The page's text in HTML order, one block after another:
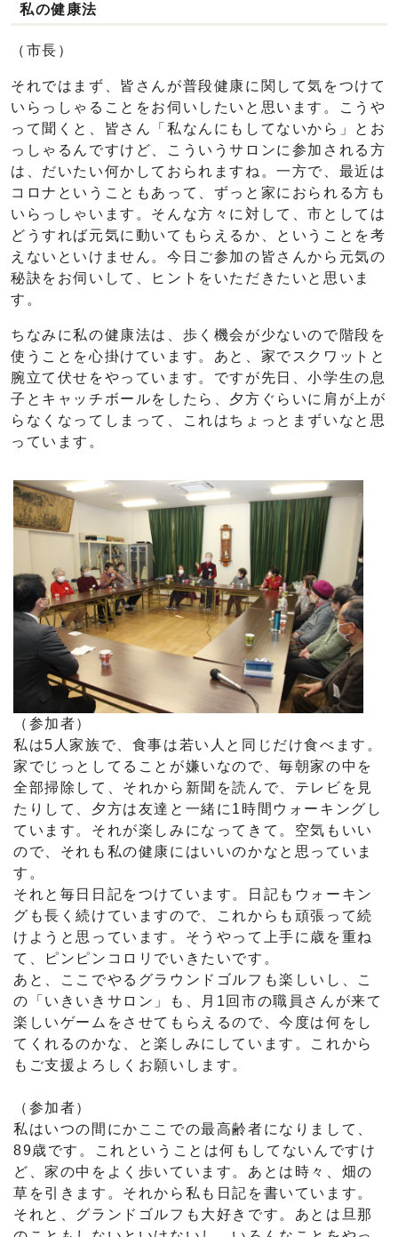
私の健康法
（市長）
それではまず、皆さんが普段健康に関して気をつけて
いらっしゃることをお伺いしたいと思います。こうや
って聞くと、皆さん「私なんにもしてないから」とお
っしゃるんですけど、こういうサロンに参加される方
は、だいたい何かしておられますね。一方で、最近は
コロナということもあって、ずっと家におられる方も
いらっしゃいます。そんな方々に対して、市としては
どうすれば元気に動いてもらえるか、ということを考
えないといけません。今日ご参加の皆さんから元気の
秘訣をお伺いして、ヒントをいただきたいと思いま
す。
ちなみに私の健康法は、歩く機会が少ないので階段を
使うことを心掛けています。あと、家でスクワットと
腕立て伏せをやっています。ですが先日、小学生の息
子とキャッチボールをしたら、夕方ぐらいに肩が上が
らなくなってしまって、これはちょっとまずいなと思
っています。
（参加者）
私は5人家族で、食事は若い人と同じだけ食べます。
家でじっとしてることが嫌いなので、毎朝家の中を
全部掃除して、それから新聞を読んで、テレビを見
たりして、夕方は友達と一緒に1時間ウォーキングし
ています。それが楽しみになってきて。空気もいい
ので、それも私の健康にはいいのかなと思っていま
す。
それと毎日日記をつけています。日記もウォーキン
グも長く続けていますので、これからも頑張って続
けようと思っています。そうやって上手に歳を重ね
て、ピンピンコロリでいきたいです。
あと、ここでやるグラウンドゴルフも楽しいし、こ
の「いきいきサロン」も、月1回市の職員さんが来て
楽しいゲームをさせてもらえるので、今度は何をし
てくれるのかな、と楽しみにしています。これから
もご支援よろしくお願いします。
（参加者）
私はいつの間にかここでの最高齢者になりまして、
89歳です。これということは何もしてないんですけ
ど、家の中をよく歩いています。あとは時々、畑の
草を引きます。それから私も日記を書いています。
それと、グランドゴルフも大好きです。あとは旦那